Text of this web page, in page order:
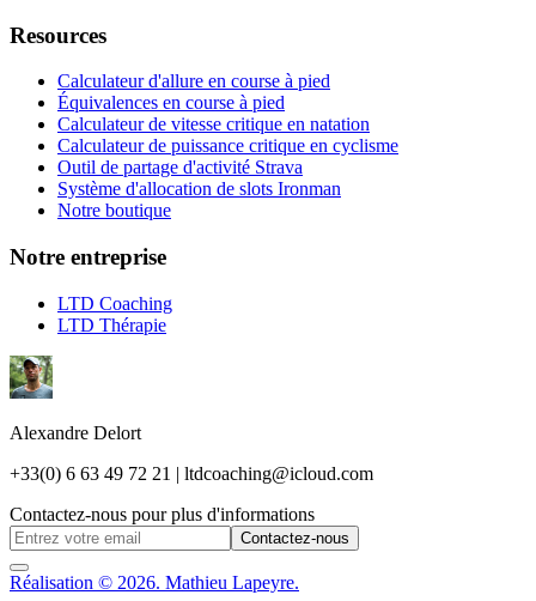
Resources
Calculateur d'allure en course à pied
Équivalences en course à pied
Calculateur de vitesse critique en natation
Calculateur de puissance critique en cyclisme
Outil de partage d'activité Strava
Système d'allocation de slots Ironman
Notre boutique
Notre entreprise
LTD Coaching
LTD Thérapie
Alexandre Delort
+33(0) 6 63 49 72 21 | ltdcoaching@icloud.com
Contactez-nous pour plus d'informations
Contactez-nous
Réalisation © 2026. Mathieu Lapeyre.